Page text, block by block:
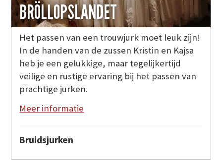
BRÖLLOPSLANDET
Het passen van een trouwjurk moet leuk zijn!
In de handen van de zussen Kristin en Kajsa
heb je een gelukkige, maar tegelijkertijd
veilige en rustige ervaring bij het passen van
prachtige jurken.
Meer informatie
Bruidsjurken